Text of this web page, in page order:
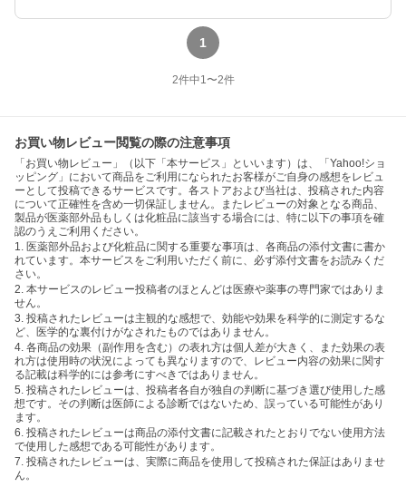
1
2件中1〜2件
お買い物レビュー閲覧の際の注意事項
「お買い物レビュー」（以下「本サービス」といいます）は、「Yahoo!ショ
ッピング」において商品をご利用になられたお客様がご自身の感想をレビュ
ーとして投稿できるサービスです。各ストアおよび当社は、投稿された内容
について正確性を含め一切保証しません。またレビューの対象となる商品、
製品が医薬部外品もしくは化粧品に該当する場合には、特に以下の事項を確
認のうえご利用ください。
1. 医薬部外品および化粧品に関する重要な事項は、各商品の添付文書に書か
れています。本サービスをご利用いただく前に、必ず添付文書をお読みくだ
さい。
2. 本サービスのレビュー投稿者のほとんどは医療や薬事の専門家ではありま
せん。
3. 投稿されたレビューは主観的な感想で、効能や効果を科学的に測定するな
ど、医学的な裏付けがなされたものではありません。
4. 各商品の効果（副作用を含む）の表れ方は個人差が大きく、また効果の表
れ方は使用時の状況によっても異なりますので、レビュー内容の効果に関す
る記載は科学的には参考にすべきではありません。
5. 投稿されたレビューは、投稿者各自が独自の判断に基づき選び使用した感
想です。その判断は医師による診断ではないため、誤っている可能性があり
ます。
6. 投稿されたレビューは商品の添付文書に記載されたとおりでない使用方法
で使用した感想である可能性があります。
7. 投稿されたレビューは、実際に商品を使用して投稿された保証はありませ
ん。